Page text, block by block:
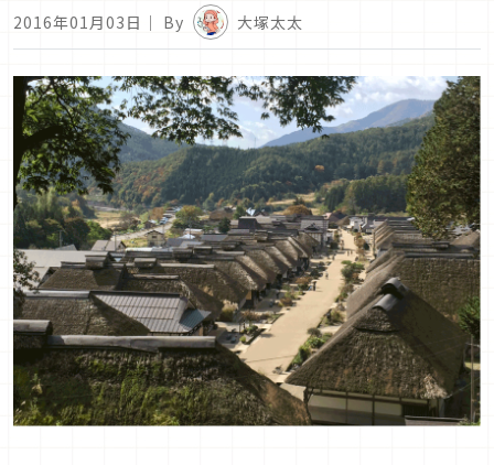
2016年01月03日 ｜ By 大塚太太